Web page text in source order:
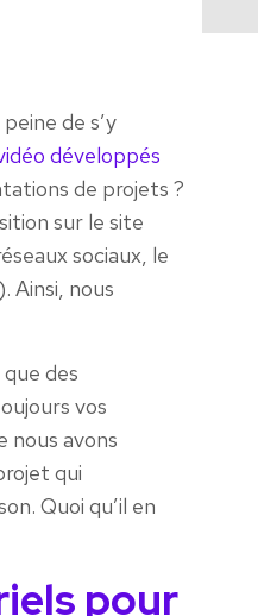
de s’y
développés
de projets ?
sur le site
sociaux, le
Ainsi, nous
des
vos
nous avons
qui
Quoi qu’il en
pour